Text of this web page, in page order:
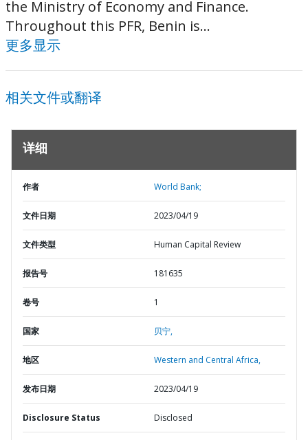
the Ministry of Economy and Finance.
Throughout this PFR, Benin is...
更多显示
相关文件或翻译
详细
作者 World Bank;
文件日期 2023/04/19
文件类型 Human Capital Review
报告号 181635
卷号 1
国家 贝宁,
地区 Western and Central Africa,
发布日期 2023/04/19
Disclosure Status Disclosed